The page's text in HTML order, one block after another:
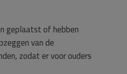
geplaatst of hebben
van de
zodat er voor ouders